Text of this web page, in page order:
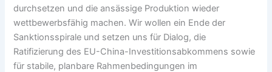
X
durchsetzen und die ansässige Produktion wieder
wettbewerbsfähig machen. Wir wollen ein Ende der
Sanktionsspirale und setzen uns für Dialog, die
Ratifizierung des EU-China-Investitionsabkommens sowie
für stabile, planbare Rahmenbedingungen im